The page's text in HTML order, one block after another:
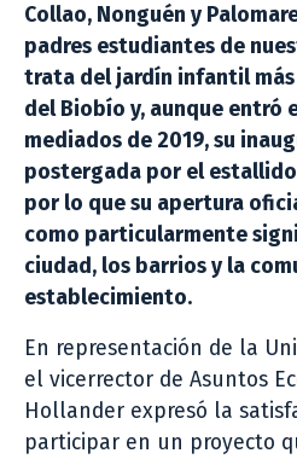
Collao, Nonguén y
padres estudiantes de
trata del jardín infantil más
del Biobío y, aunque entró
mediados de 2019, su
postergada por el
por lo que su apertura
como particularmente
ciudad, los barrios y la
establecimiento.
En representación de la
el vicerrector de Asuntos
Hollander expresó la
participar en un proyecto